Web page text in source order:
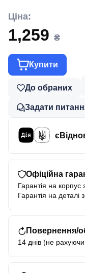
Ціна:
1,259 ₴
Купити
До обраних
Задати
Офіційна
Гарантія на корпус
Гарантія на деталі
Повернення/
14 днів (не